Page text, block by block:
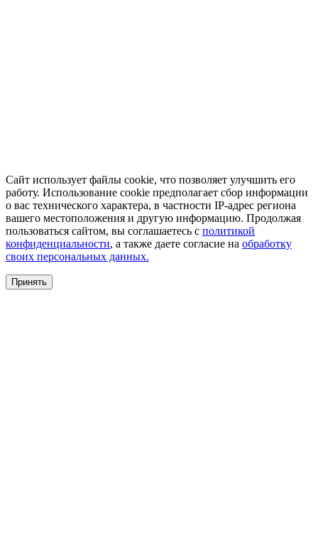
Сайт использует файлы cookie, что позволяет улучшить его
работу. Использование cookie предполагает сбор информации
о вас технического характера, в частности IP-адрес региона
вашего местоположения и другую информацию. Продолжая
пользоваться сайтом, вы соглашаетесь с политикой
конфиденциальности, а также даете согласие на обработку
своих персональных данных.
Принять